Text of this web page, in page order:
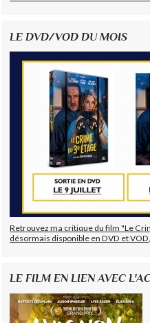
LE DVD/VOD DU MOIS
Retrouvez ma critique du film "Le
désormais disponible en DVD et
LE FILM EN LIEN AVEC